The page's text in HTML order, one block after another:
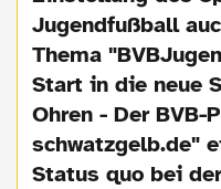
Jugendfußball
Thema
Start in die neue
Ohren - Der BVB-
schwatzgelb.de"
Status quo bei